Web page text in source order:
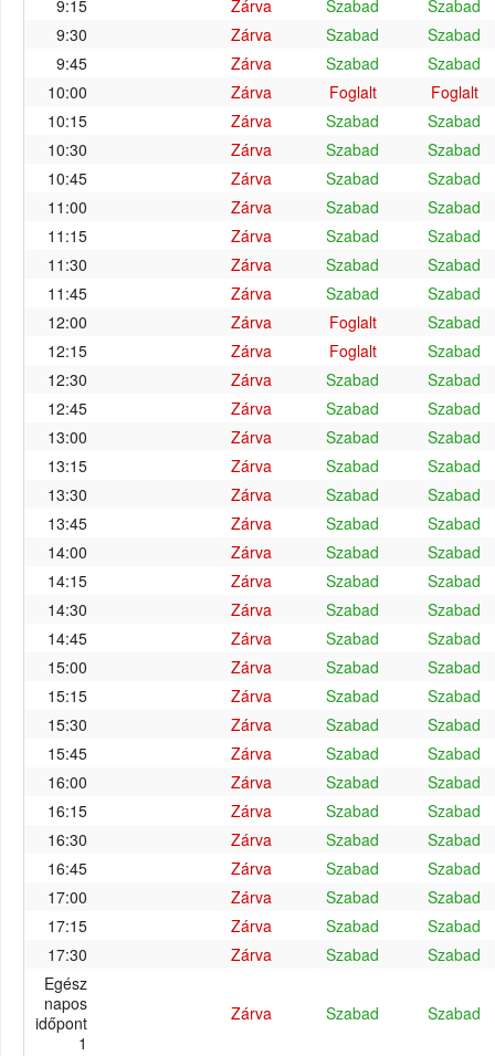
9:15
Zárva Szabad
Szabad
9:30
Zárva Szabad
Szabad
9:45
Zárva Szabad
Szabad
10:00
Zárva Foglalt
Foglalt
10:15
Zárva Szabad
Szabad
10:30
Zárva Szabad
Szabad
10:45
Zárva Szabad
Szabad
11:00
Zárva Szabad
Szabad
11:15
Zárva Szabad
Szabad
11:30
Zárva Szabad
Szabad
11:45
Zárva Szabad
Szabad
12:00
Zárva Foglalt
Szabad
12:15
Zárva Foglalt
Szabad
12:30
Zárva Szabad
Szabad
12:45
Zárva Szabad
Szabad
13:00
Zárva Szabad
Szabad
13:15
Zárva Szabad
Szabad
13:30
Zárva Szabad
Szabad
13:45
Zárva Szabad
Szabad
14:00
Zárva Szabad
Szabad
14:15
Zárva Szabad
Szabad
14:30
Zárva Szabad
Szabad
14:45
Zárva Szabad
Szabad
15:00
Zárva Szabad
Szabad
15:15
Zárva Szabad
Szabad
15:30
Zárva Szabad
Szabad
15:45
Zárva Szabad
Szabad
16:00
Zárva Szabad
Szabad
16:15
Zárva Szabad
Szabad
16:30
Zárva Szabad
Szabad
16:45
Zárva Szabad
Szabad
17:00
Zárva Szabad
Szabad
17:15
Zárva Szabad
Szabad
17:30
Zárva Szabad
Szabad
Egész
napos
időpont
1
Zárva Szabad Szabad